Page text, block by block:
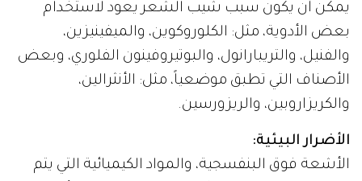
يمكن أن يكون سبب شيب الشعر يعود لاستخدام
بعض الأدوية، مثل: الكلوروكوين، والميفينيزين،
والفنيل، والتريبارانول، والبوتيروفينون الفلوري، وبعض
الأصناف التي تطبق موضعياً، مثل: الأنثرالين،
والكريزاروبين، والريزورسين.
الأضرار البيئية:
الأشعة فوق البنفسجية، والمواد الكيميائية التي يتم